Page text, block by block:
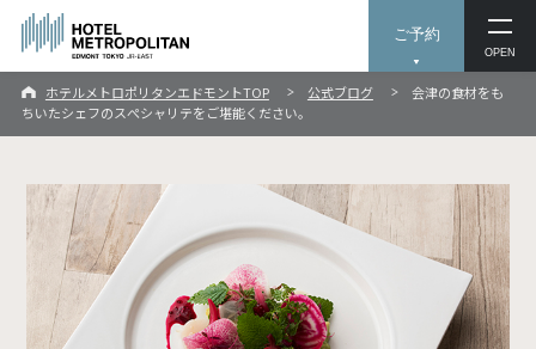
ご予約
OPEN
ホテルメトロポリタンエドモントTOP 公式ブログ
会津の食材をも
ちいたシェフのスぺシャリテをご堪能ください。